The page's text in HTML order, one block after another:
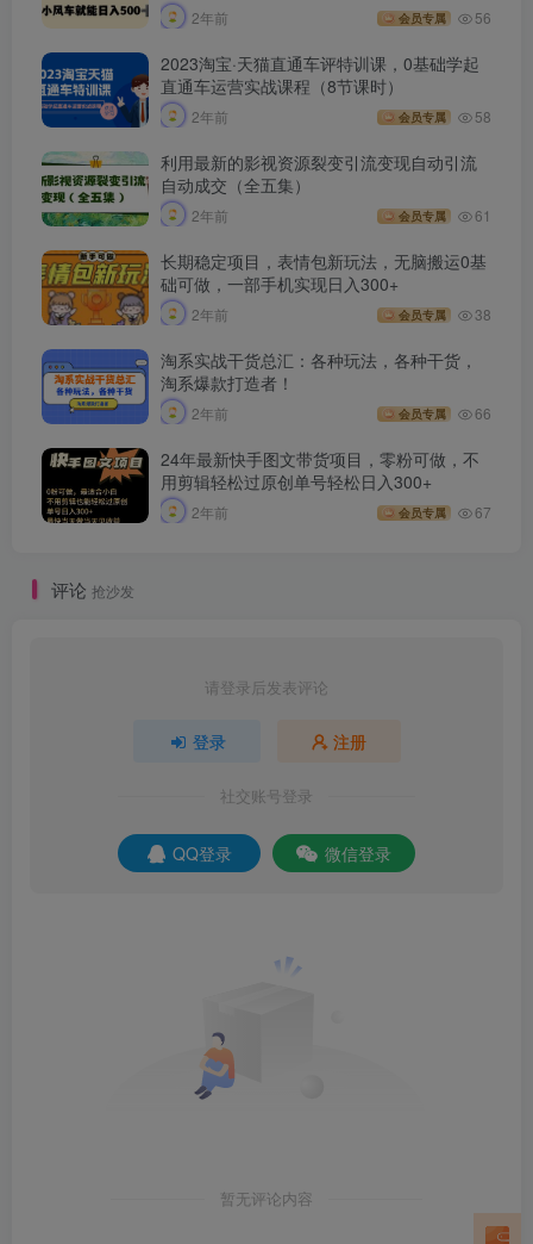
2年前 会员专属 56
2023淘宝·天猫直通车评特训课，0基础学起
直通车运营实战课程（8节课时）
2年前 会员专属 58
利用最新的影视资源裂变引流变现自动引流
自动成交（全五集）
2年前 会员专属 61
长期稳定项目，表情包新玩法，无脑搬运0基
础可做，一部手机实现日入300+
2年前 会员专属 38
淘系实战干货总汇：各种玩法，各种干货，
淘系爆款打造者！
2年前 会员专属 66
24年最新快手图文带货项目，零粉可做，不
用剪辑轻松过原创单号轻松日入300+
2年前 会员专属 67
评论 抢沙发
请登录后发表评论
登录 注册
社交账号登录
QQ登录 微信登录
暂无评论内容